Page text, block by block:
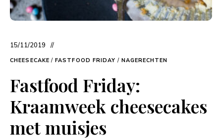
15/11/2019
CHEESECAKE / FASTFOOD FRIDAY / NAGERECHTEN
Fastfood Friday:
Kraamweek cheesecakes
met muisjes